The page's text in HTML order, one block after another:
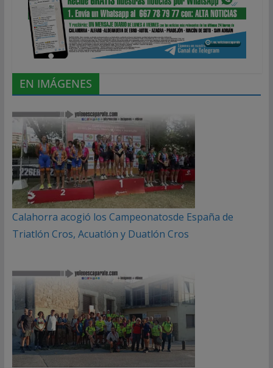
EN IMÁGENES
Calahorra acogió los Campeonatosde España de
Triatlón Cros, Acuatlón y Duatlón Cros